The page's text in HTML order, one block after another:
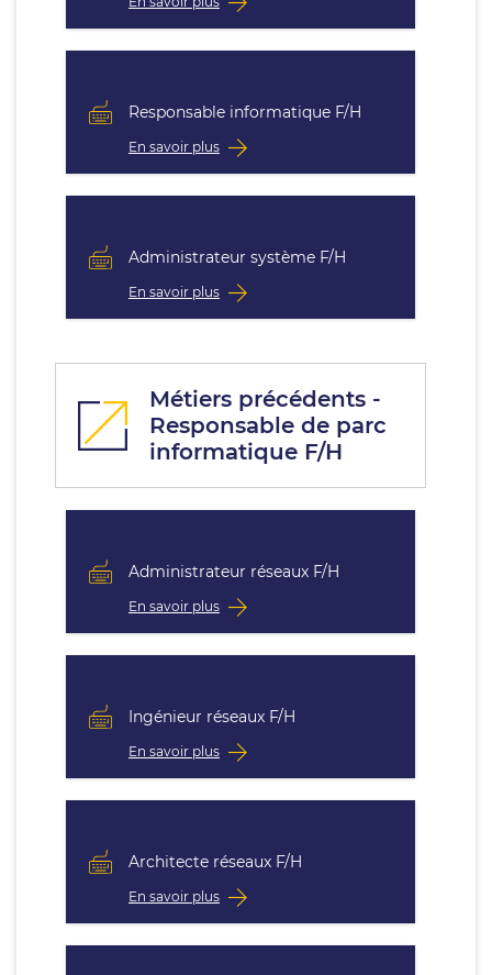
Responsable informatique F/H
En savoir plus
Administrateur système F/H
En savoir plus
Métiers précédents -
Responsable de parc
informatique F/H
Administrateur réseaux F/H
En savoir plus
Ingénieur réseaux F/H
En savoir plus
Architecte réseaux F/H
En savoir plus